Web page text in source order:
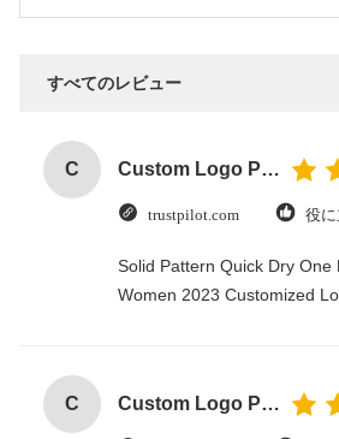
すべてのレビュー
C Custom Logo Paper Cardboard Packing Folding White / Black / Rose Gold Luxury Magnetic Gift Box with Ribbon Closure
trustpilot.com 役
Solid Pattern Quick Dry One
Women 2023 Customized
C Custom Logo Paper Cardboard Packing Folding White / Black / Rose Gold Luxury Magnetic Gift Box with Ribbon Closure